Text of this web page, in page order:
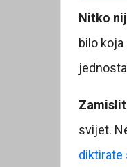
Nitko
bilo
svijet.
diktirate